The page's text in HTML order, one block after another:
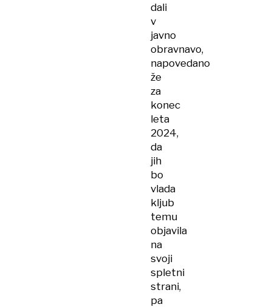
dali
v
javno
obravnavo,
napovedano
že
za
konec
leta
2024,
da
jih
bo
vlada
kljub
temu
objavila
na
svoji
spletni
strani,
pa